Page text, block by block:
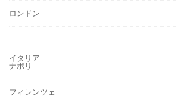
ロンドン
イタリア
ナポリ
フィレンツェ